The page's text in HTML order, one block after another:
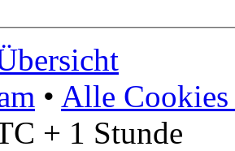
• Alle Cookies
+ 1 Stunde